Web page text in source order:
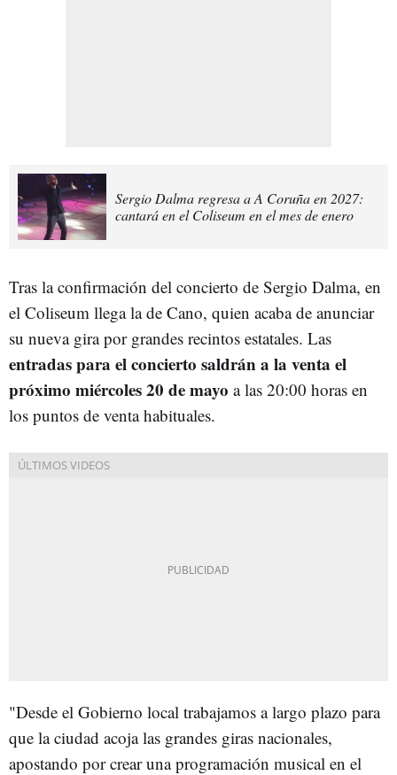
Sergio Dalma regresa a A Coruña en 2027:
cantará en el Coliseum en el mes de enero
Tras la confirmación del concierto de Sergio Dalma, en
el Coliseum llega la de Cano, quien acaba de anunciar
su nueva gira por grandes recintos estatales. Las
entradas para el concierto saldrán a la venta el
próximo miércoles 20 de mayo a las 20:00 horas en
los puntos de venta habituales.
"Desde el Gobierno local trabajamos a largo plazo para
que la ciudad acoja las grandes giras nacionales,
apostando por crear una programación musical en el